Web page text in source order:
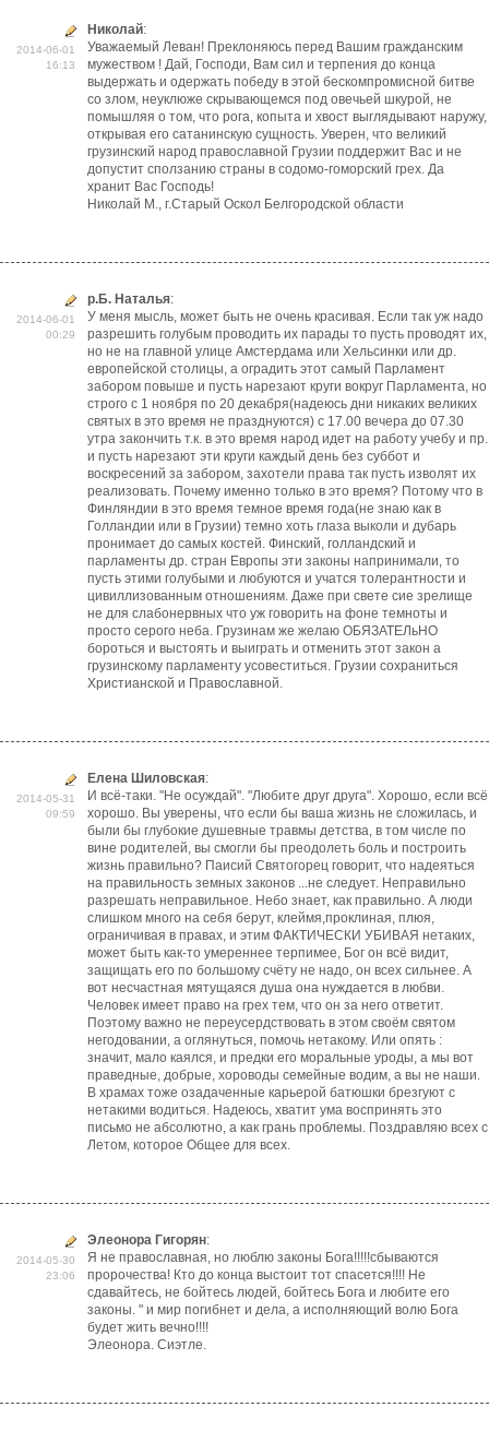
2014-06-01
16:13
Николай:
Уважаемый Леван! Преклоняюсь перед Вашим гражданским
мужеством ! Дай, Господи, Вам сил и терпения до конца
выдержать и одержать победу в этой бескомпромисной битве
со злом, неуклюже скрывающемся под овечьей шкурой, не
помышляя о том, что рога, копыта и хвост выглядывают наружу,
открывая его сатанинскую сущность. Уверен, что великий
грузинский народ православной Грузии поддержит Вас и не
допустит сползанию страны в содомо-гоморский грех. Да
хранит Вас Господь!
Николай М., г.Старый Оскол Белгородской области
2014-06-01
00:29
р.Б. Наталья:
У меня мысль, может быть не очень красивая. Если так уж надо
разрешить голубым проводить их парады то пусть проводят их,
но не на главной улице Амстердама или Хельсинки или др.
европейской столицы, а оградить этот самый Парламент
забором повыше и пусть нарезают круги вокруг Парламента, но
строго с 1 ноября по 20 декабря(надеюсь дни никаких великих
святых в это время не празднуются) с 17.00 вечера до 07.30
утра закончить т.к. в это время народ идет на работу учебу и пр.
и пусть нарезают эти круги каждый день без суббот и
воскресений за забором, захотели права так пусть изволят их
реализовать. Почему именно только в это время? Потому что в
Финляндии в это время темное время года(не знаю как в
Голландии или в Грузии) темно хоть глаза выколи и дубарь
пронимает до самых костей. Финский, голландский и
парламенты др. стран Европы эти законы напринимали, то
пусть этими голубыми и любуются и учатся толерантности и
цивиллизованным отношениям. Даже при свете сие зрелище
не для слабонервных что уж говорить на фоне темноты и
просто серого неба. Грузинам же желаю ОБЯЗАТЕЛьНО
бороться и выстоять и выиграть и отменить этот закон а
грузинскому парламенту усовеститься. Грузии сохраниться
Христианской и Православной.
2014-05-31
09:59
Елена Шиловская:
И всё-таки. "Не осуждай". "Любите друг друга". Хорошо, если всё
хорошо. Вы уверены, что если бы ваша жизнь не сложилась, и
были бы глубокие душевные травмы детства, в том числе по
вине родителей, вы смогли бы преодолеть боль и построить
жизнь правильно? Паисий Святогорец говорит, что надеяться
на правильность земных законов ...не следует. Неправильно
разрешать неправильное. Небо знает, как правильно. А люди
слишком много на себя берут, клеймя,проклиная, плюя,
ограничивая в правах, и этим ФАКТИЧЕСКИ УБИВАЯ нетаких,
может быть как-то умереннее терпимее, Бог он всё видит,
защищать его по большому счёту не надо, он всех сильнее. А
вот несчастная мятущаяся душа она нуждается в любви.
Человек имеет право на грех тем, что он за него ответит.
Поэтому важно не переусердствовать в этом своём святом
негодовании, а оглянуться, помочь нетакому. Или опять :
значит, мало каялся, и предки его моральные уроды, а мы вот
праведные, добрые, хороводы семейные водим, а вы не наши.
В храмах тоже озадаченные карьерой батюшки брезгуют с
нетакими водиться. Надеюсь, хватит ума воспринять это
письмо не абсолютно, а как грань проблемы. Поздравляю всех с
Летом, которое Общее для всех.
2014-05-30
23:06
Элеонора Гигорян:
Я не православная, но люблю законы Бога!!!!!сбываются
пророчества! Кто до конца выстоит тот спасется!!!! Не
сдавайтесь, не бойтесь людей, бойтесь Бога и любите его
законы. " и мир погибнет и дела, а исполняющий волю Бога
будет жить вечно!!!!
Элеонора. Сиэтле.